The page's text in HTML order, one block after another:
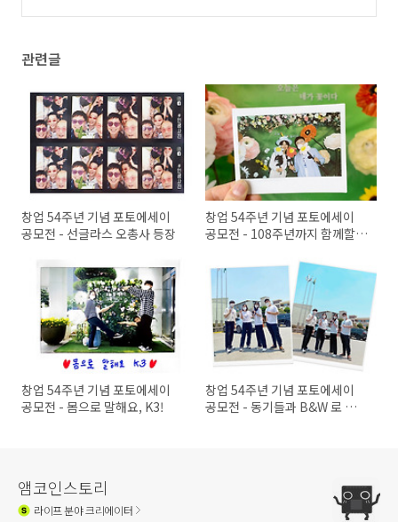
관련글
창업 54주년 기념 포토에세이
공모전 - 선글라스 오총사 등장
창업 54주년 기념 포토에세이
공모전 - 108주년까지 함께할
창업 54주년 기념 포토에세이
공모전 - 몸으로 말해요, K3!
창업 54주년 기념 포토에세이
공모전 - 동기들과 B&W 로 맞춰
앰코인스토리
라이프분야 크리에이터